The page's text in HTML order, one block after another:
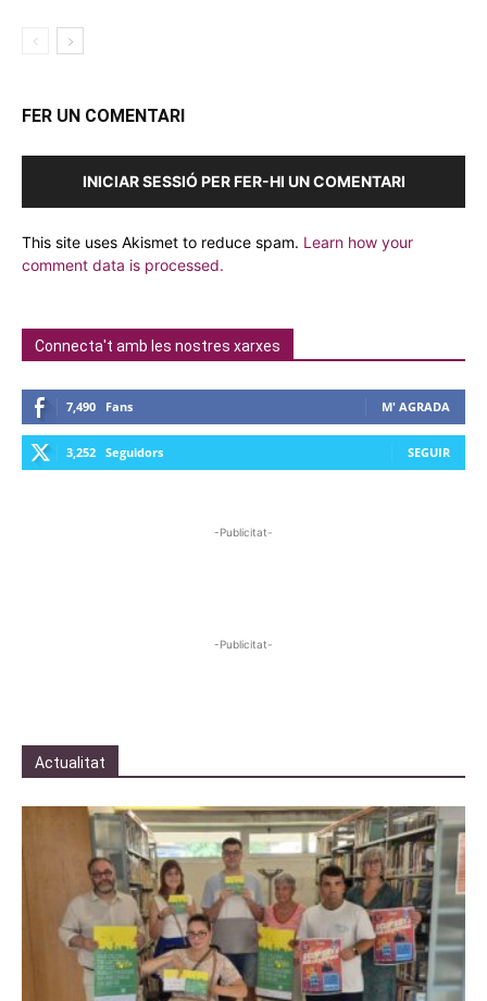
FER UN COMENTARI
INICIAR SESSIÓ PER FER-HI UN COMENTARI
This site uses Akismet to reduce spam. Learn how your
comment data is processed.
Connecta't amb les nostres xarxes
7,490 Fans M' AGRADA
3,252 Seguidors SEGUIR
-Publicitat-
-Publicitat-
Actualitat